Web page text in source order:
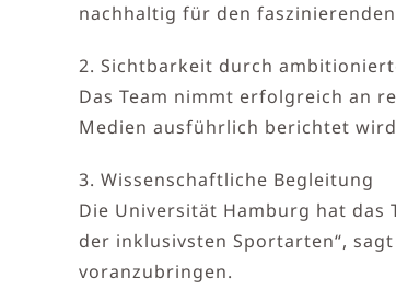
nachhaltig für den
2. Sichtbarkeit durch
Das Team nimmt erfolgreich an
Medien ausführlich berichtet
3. Wissenschaftliche Begleitung
Die Universität Hamburg hat das
der inklusivsten Sportarten“,
voranzubringen.